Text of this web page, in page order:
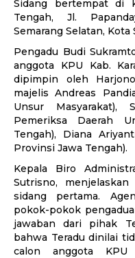
Sidang bertempat di
Tengah, Jl.
Semarang Selatan, Kota
Pengadu Budi
anggota KPU Kab.
dipimpin oleh
majelis Andreas
Unsur Masyarakat),
Pemeriksa Daerah
Tengah), Diana
Provinsi Jawa Tengah).
Kepala Biro
Sutrisno,
sidang pertama.
pokok-pokok
jawaban dari pihak
bahwa Teradu dinilai
calon anggota KPU